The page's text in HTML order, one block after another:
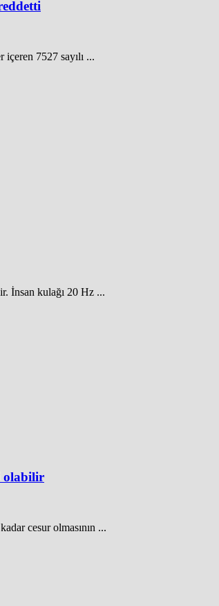
7527 sayılı ...
İnsan kulağı 20 Hz ...
olabilir
cesur olmasının ...